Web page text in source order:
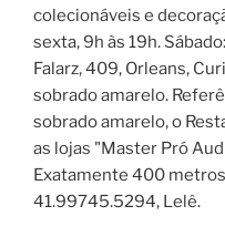
colecionáveis e
sexta, 9h às 19h.
Falarz, 409, Orleans,
sobrado amarelo.
sobrado amarelo, o
as lojas "Master Pró
Exatamente 400
41.99745.5294, Lelê.